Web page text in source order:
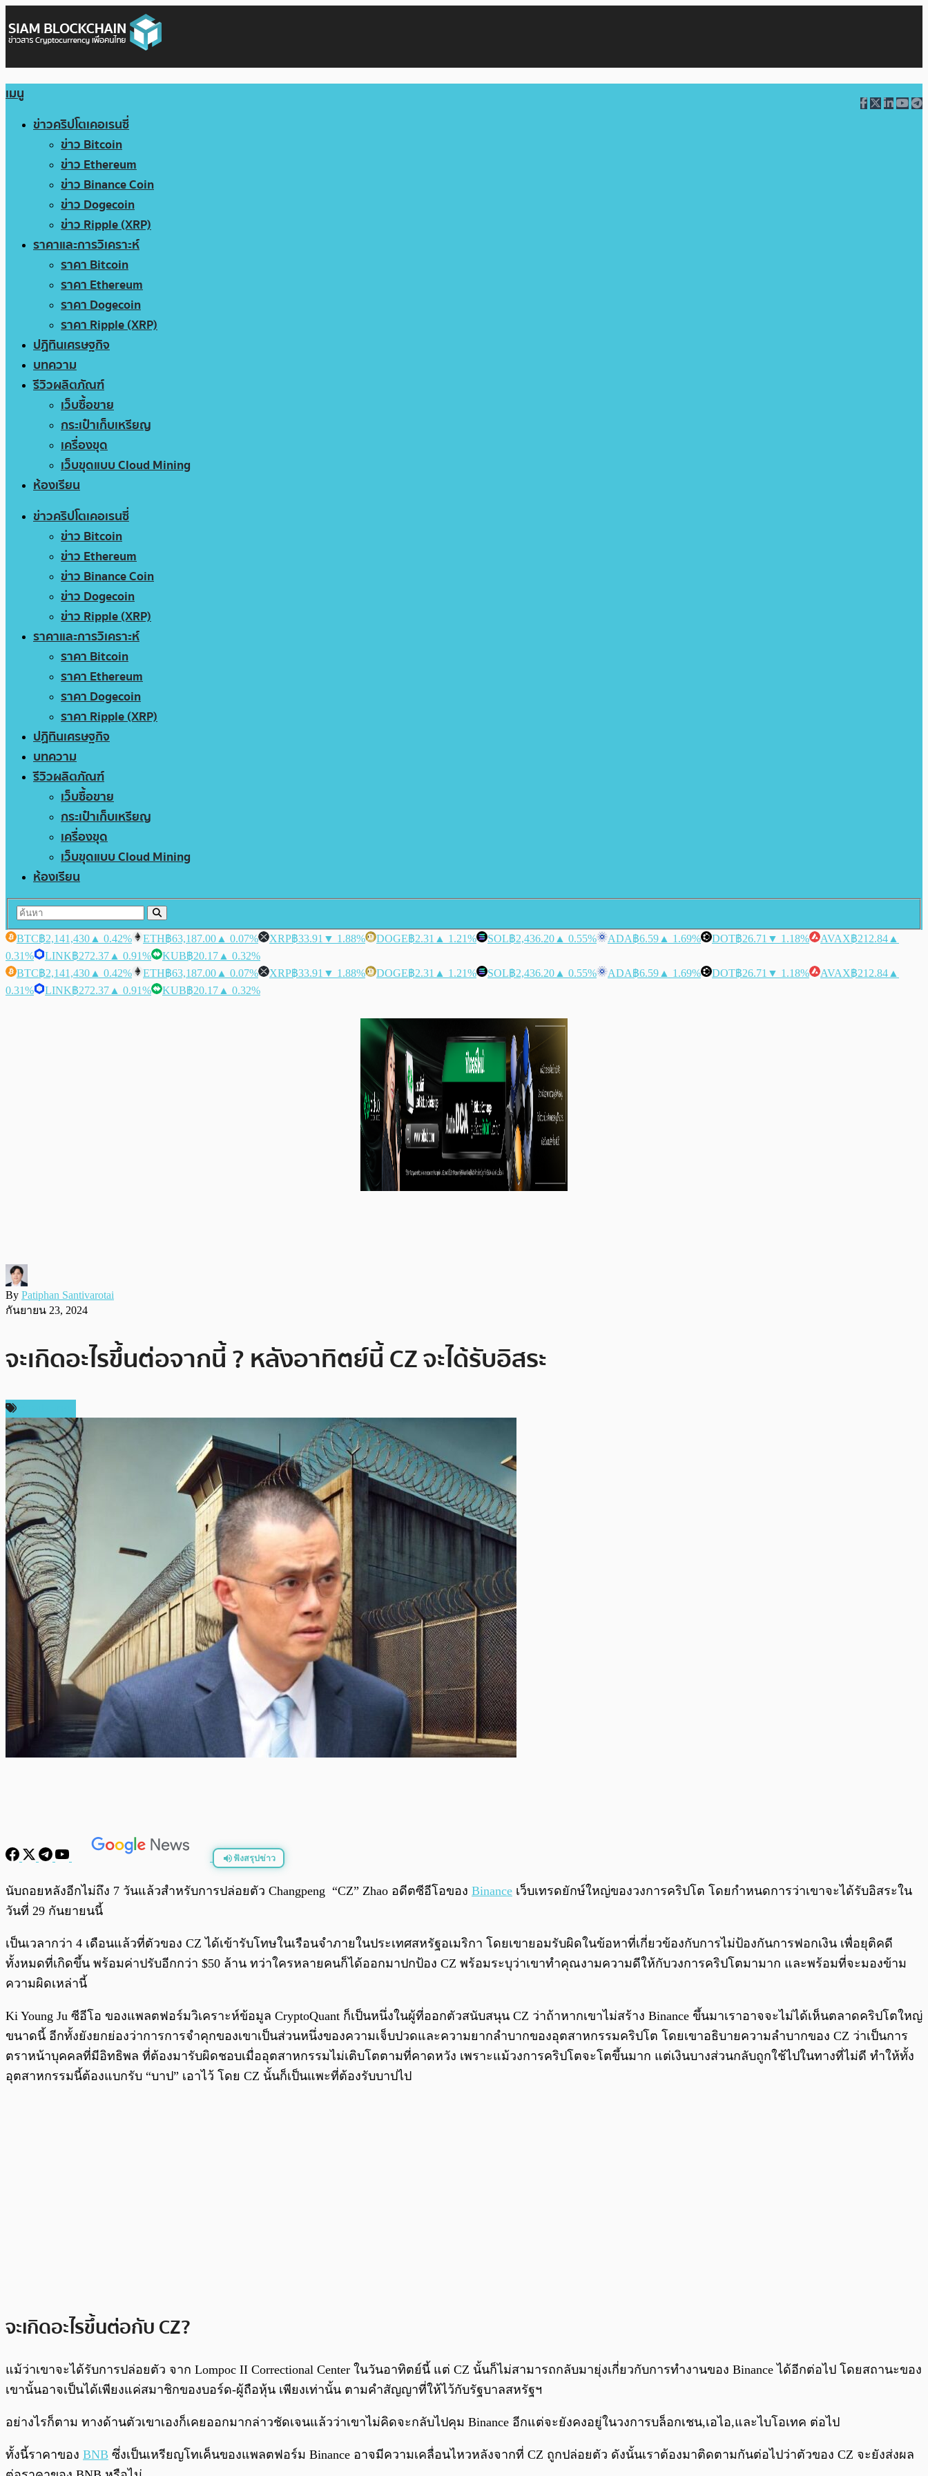
เมนู
ข่าวคริปโตเคอเรนซี่
ข่าว Bitcoin
ข่าว Ethereum
ข่าว Binance Coin
ข่าว Dogecoin
ข่าว Ripple (XRP)
ราคาและการวิเคราะห์
ราคา Bitcoin
ราคา Ethereum
ราคา Dogecoin
ราคา Ripple (XRP)
ปฏิทินเศรษฐกิจ
บทความ
รีวิวผลิตภัณฑ์
เว็บซื้อขาย
กระเป๋าเก็บเหรียญ
เครื่องขุด
เว็บขุดแบบ Cloud Mining
ห้องเรียน
ข่าวคริปโตเคอเรนซี่
ข่าว Bitcoin
ข่าว Ethereum
ข่าว Binance Coin
ข่าว Dogecoin
ข่าว Ripple (XRP)
ราคาและการวิเคราะห์
ราคา Bitcoin
ราคา Ethereum
ราคา Dogecoin
ราคา Ripple (XRP)
ปฏิทินเศรษฐกิจ
บทความ
รีวิวผลิตภัณฑ์
เว็บซื้อขาย
กระเป๋าเก็บเหรียญ
เครื่องขุด
เว็บขุดแบบ Cloud Mining
ห้องเรียน
BTC฿2,141,430 ▲ 0.42% ETH฿63,187.00 ▲ 0.07% XRP฿33.91 ▼ 1.88% DOGE฿2.31 ▲ 1.21% SOL฿2,436.20 ▲ 0.55% ADA฿6.59 ▲ 1.69% DOT฿26.71 ▼ 1.18% AVAX฿212.84 ▲
0.31%
LINK฿272.37 ▲ 0.91% KUB฿20.17 ▲ 0.32%
BTC฿2,141,430 ▲ 0.42% ETH฿63,187.00 ▲ 0.07% XRP฿33.91 ▼ 1.88% DOGE฿2.31 ▲ 1.21% SOL฿2,436.20 ▲ 0.55% ADA฿6.59 ▲ 1.69% DOT฿26.71 ▼ 1.18% AVAX฿212.84 ▲
0.31%
LINK฿272.37 ▲ 0.91% KUB฿20.17 ▲ 0.32%
By Patiphan Santivarotai
กันยายน 23, 2024
จะเกิดอะไรขึ้นต่อจากนี้ ? หลังอาทิตย์นี้ CZ จะได้รับอิสระ
ฟังสรุปข่าว
พร้อมเล่น 0:00 /0:00
นับถอยหลังอีกไม่ถึง 7 วันแล้วสำหรับการปล่อยตัว Changpeng “CZ” Zhao อดีตซีอีโอของ Binance เว็บเทรดยักษ์ใหญ่ของวงการคริปโต โดยกำหนดการว่าเขาจะได้รับอิสระใน
วันที่ 29 กันยายนนี้
เป็นเวลากว่า 4 เดือนแล้วที่ตัวของ CZ ได้เข้ารับโทษในเรือนจำภายในประเทศสหรัฐอเมริกา โดยเขายอมรับผิดในข้อหาที่เกี่ยวข้องกับการไม่ป้องกันการฟอกเงิน เพื่อยุติคดี
ทั้งหมดที่เกิดขึ้น พร้อมค่าปรับอีกกว่า $50 ล้าน ทว่าใครหลายคนก็ได้ออกมาปกป้อง CZ พร้อมระบุว่าเขาทำคุณงามความดีให้กับวงการคริปโตมามาก และพร้อมที่จะมองข้าม
ความผิดเหล่านี้
Ki Young Ju ซีอีโอ ของแพลตฟอร์มวิเคราะห์ข้อมูล CryptoQuant ก็เป็นหนึ่งในผู้ที่ออกตัวสนับสนุน CZ ว่าถ้าหากเขาไม่สร้าง Binance ขึ้นมาเราอาจจะไม่ได้เห็นตลาดคริปโตใหญ่
ขนาดนี้ อีกทั้งยังยกย่องว่าการการจำคุกของเขาเป็นส่วนหนึ่งของความเจ็บปวดและความยากลำบากของอุตสาหกรรมคริปโต โดยเขาอธิบายความลำบากของ CZ ว่าเป็นการ
ตราหน้าบุคคลที่มีอิทธิพล ที่ต้องมารับผิดชอบเมื่ออุตสาหกรรมไม่เติบโตตามที่คาดหวัง เพราะแม้วงการคริปโตจะโตขึ้นมาก แต่เงินบางส่วนกลับถูกใช้ไปในทางที่ไม่ดี ทำให้ทั้ง
อุตสาหกรรมนี้ต้องแบกรับ “บาป” เอาไว้ โดย CZ นั้นก็เป็นแพะที่ต้องรับบาปไป
จะเกิดอะไรขึ้นต่อกับ CZ?
แม้ว่าเขาจะได้รับการปล่อยตัว จาก Lompoc II Correctional Center ในวันอาทิตย์นี้ แต่ CZ นั้นก็ไม่สามารถกลับมายุ่งเกี่ยวกับการทำงานของ Binance ได้อีกต่อไป โดยสถานะของ
เขานั้นอาจเป็นได้เพียงแค่สมาชิกของบอร์ด-ผู้ถือหุ้น เพียงเท่านั้น ตามคำสัญญาที่ให้ไว้กับรัฐบาลสหรัฐฯ
อย่างไรก็ตาม ทางด้านตัวเขาเองก็เคยออกมากล่าวชัดเจนแล้วว่าเขาไม่คิดจะกลับไปคุม Binance อีกแต่จะยังคงอยู่ในวงการบล็อกเชน,เอไอ,และไบโอเทค ต่อไป
ทั้งนี้ราคาของ BNB ซึ่งเป็นเหรียญโทเค็นของแพลตฟอร์ม Binance อาจมีความเคลื่อนไหวหลังจากที่ CZ ถูกปล่อยตัว ดังนั้นเราต้องมาติดตามกันต่อไปว่าตัวของ CZ จะยังส่งผล